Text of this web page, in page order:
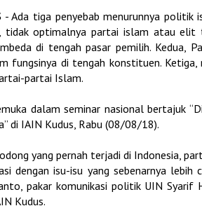
- Ada tiga penyebab menurunnya politik
tidak optimalnya partai islam atau elit
di tengah pasar pemilih. Kedua,
fungsinya di tengah konstituen. Ketiga,
partai Islam.
dalam seminar nasional bertajuk
di IAIN Kudus, Rabu (08/08/18).
yang pernah terjadi di Indonesia,
dengan isu-isu yang sebenarnya lebih
pakar komunikasi politik UIN Syarif
Kudus.